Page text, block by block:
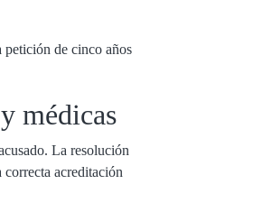
petición de cinco años
médicas
La resolución
correcta acreditación